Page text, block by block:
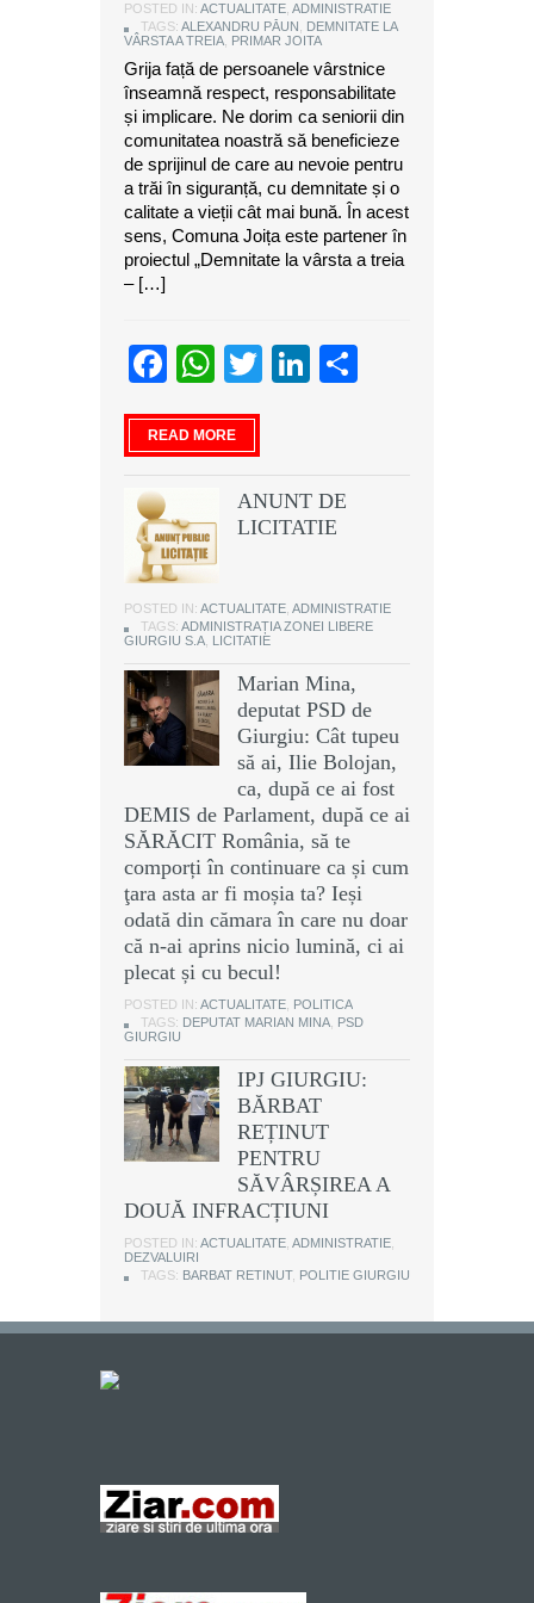
POSTED IN: ACTUALITATE, ADMINISTRATIE
TAGS: ALEXANDRU PĂUN , DEMNITATE LA
VÂRSTA A TREIA, PRIMAR JOITA
Grija față de persoanele vârstnice
înseamnă respect, responsabilitate
și implicare. Ne dorim ca seniorii din
comunitatea noastră să beneficieze
de sprijinul de care au nevoie pentru
a trăi în siguranță, cu demnitate și o
calitate a vieții cât mai bună. În acest
sens, Comuna Joița este partener în
proiectul „Demnitate la vârsta a treia
– […]
Facebook
WhatsApp
TwitterLinkedIn
READ MORE
ANUNT DE
LICITATIE
POSTED IN: ACTUALITATE, ADMINISTRATIE
TAGS: ADMINISTRAȚIA ZONEI LIBERE
GIURGIU S.A, LICITATIE
Marian Mina,
deputat PSD de
Giurgiu: Cât tupeu
să ai, Ilie Bolojan,
ca, după ce ai fost
DEMIS de Parlament, după ce ai
SĂRĂCIT România, să te
comporți în continuare ca și cum
ţara asta ar fi moșia ta? Ieși
odată din cămara în care nu doar
că n-ai aprins nicio lumină, ci ai
plecat și cu becul!
POSTED IN: ACTUALITATE, POLITICA
TAGS: DEPUTAT MARIAN MINA, PSD
GIURGIU
IPJ GIURGIU:
BĂRBAT
REȚINUT
PENTRU
SĂVÂRȘIREA A
DOUĂ INFRACȚIUNI
POSTED IN: ACTUALITATE, ADMINISTRATIE,
DEZVALUIRI
TAGS: BARBAT RETINUT, POLITIE GIURGIU